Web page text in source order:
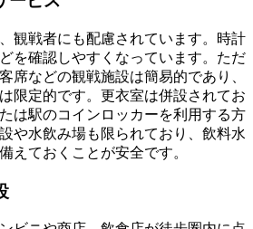
観戦者にも配慮されています。時計
を確認しやすくなっています。ただ
席などの観戦施設は簡易的であり、
限定的です。更衣室は併設されてお
は駅のコインロッカーを利用する方
や水飲み場も限られており、飲料水
えておくことが安全です。